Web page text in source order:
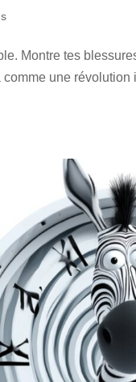
Montre tes
une